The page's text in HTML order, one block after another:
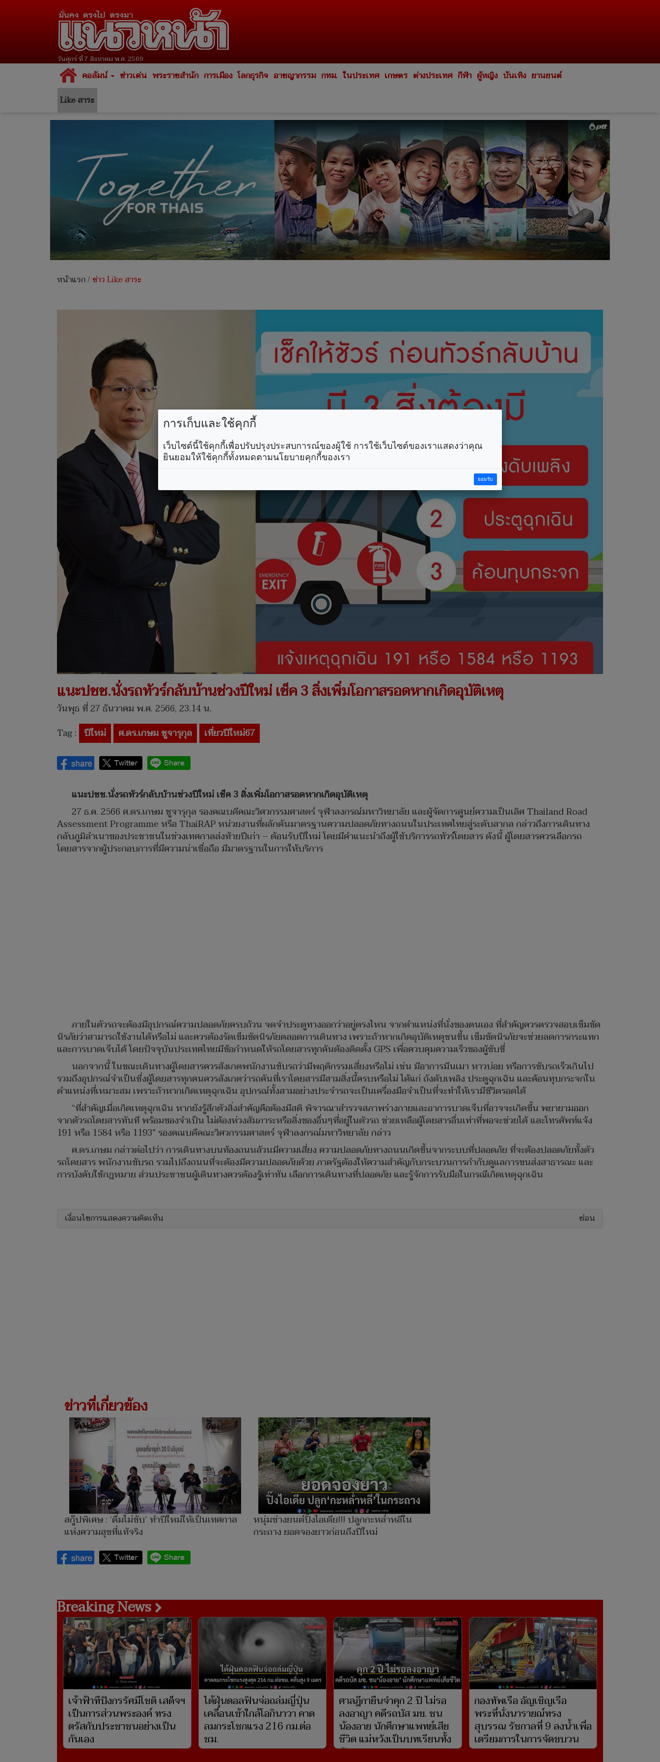
วันศุกร์ ที่ 7 สิงหาคม พ.ศ. 2569
คอลัมน์ ข่าวเด่น พระราชสำนัก การเมือง โลกธุรกิจ อาชญากรรม กทม. ในประเทศ เกษตร ต่างประเทศ กีฬา ผู้หญิง บันเทิง ยานยนต์
Like สาระ
หน้าแรก/ข่าว Like สาระ
แนะปชช.นั่งรถทัวร์กลับบ้านช่วงปีใหม่ เช็ค 3 สิ่งเพิ่มโอกาสรอดหากเกิดอุบัติเหตุ
วันพุธ ที่ 27 ธันวาคม พ.ศ. 2566, 23.14 น.
Tag : ปีใหม่ ศ.ดร.เกษม ชูจารุกุล เที่ยวปีใหม่67
แนะปชช.นั่งรถทัวร์กลับบ้านช่วงปีใหม่ เช็ค 3 สิ่งเพิ่มโอกาสรอดหากเกิดอุบัติเหตุ
27 ธ.ค. 2566 ศ.ดร.เกษม ชูจารุกุล รองคณบดีคณะวิศวกรรมศาสตร์ จุฬาลงกรณ์มหาวิทยาลัย และผู้จัดการศูนย์ความเป็นเลิศ Thailand Road
Assessment Programme หรือ ThaiRAP หน่วยงานที่ผลักดันมาตรฐานความปลอดภัยทางถนนในประเทศไทยสู่ระดับสากล กล่าวถึงการเดินทาง
กลับภูมิลำเนาของประชาชนในช่วงเทศกาลส่งท้ายปีเก่า – ต้อนรับปีใหม่ โดยมีคำแนะนำถึงผู้ใช้บริการรถทัวร์โดยสาร ดังนี้ ผู้โดยสารควรเลือกรถ
โดยสารจากผู้ประกอบการที่มีความน่าเชื่อถือ มีมาตรฐานในการให้บริการ
ภายในตัวรถจะต้องมีอุปกรณ์ความปลอดภัยครบถ้วน จดจำประตูทางออกว่าอยู่ตรงไหน จากตำแหน่งที่นั่งของตนเอง ที่สำคัญควรตรวจสอบเข็มขัด
นิรภัยว่าสามารถใช้งานได้หรือไม่ และควรต้องรัดเข็มขัดนิรภัยตลอดการเดินทาง เพราะถ้าหากเกิดอุบัติเหตุชนขึ้น เข็มขัดนิรภัยจะช่วยลดการกระแทก
และการบาดเจ็บได้ โดยปัจจุบันประเทศไทยมีข้อกำหนดให้รถโดยสารทุกคันต้องติดตั้ง GPS เพื่อควบคุมความเร็วของผู้ขับขี่
นอกจากนี้ ในขณะเดินทางผู้โดยสารควรสังเกตพนักงานขับรถว่ามีพฤติกรรมเสี่ยงหรือไม่ เช่น มีอาการมึนเมา หาวบ่อย หรือการขับรถเร็วเกินไป
รวมถึงอุปกรณ์จำเป็นซึ่งผู้โดยสารทุกคนควรสังเกตว่ารถคันที่เราโดยสารมีสามสิ่งนี้ครบหรือไม่ ได้แก่ ถังดับเพลิง ประตูฉุกเฉิน และค้อนทุบกระจกใน
ตำแหน่งที่เหมาะสม เพราะถ้าหากเกิดเหตุฉุกเฉิน อุปกรณ์ทั้งสามอย่างประจำรถจะเป็นเครื่องมือจำเป็นที่จะทำให้เรามีชีวิตรอดได้
“ที่สำคัญเมื่อเกิดเหตุฉุกเฉิน หากยังรู้สึกตัวสิ่งสำคัญคือต้องมีสติ พิจารณาสำรวจสภาพร่างกายและอาการบาดเจ็บที่อาจจะเกิดขึ้น พยายามออก
จากตัวรถโดยสารทันที พร้อมของจำเป็น ไม่ต้องห่วงสัมภาระหรือสิ่งของอื่นๆที่อยู่ในตัวรถ ช่วยเหลือผู้โดยสารอื่นเท่าที่พอจะช่วยได้ และโทรศัพท์แจ้ง
191 หรือ 1584 หรือ 1193” รองคณบดีคณะวิศวกรรมศาสตร์ จุฬาลงกรณ์มหาวิทยาลัย กล่าว
ศ.ดร.เกษม กล่าวต่อไปว่า การเดินทางบนท้องถนนล้วนมีความเสี่ยง ความปลอดภัยทางถนนเกิดขึ้นจากระบบที่ปลอดภัย ที่จะต้องปลอดภัยทั้งตัว
รถโดยสาร พนักงานขับรถ รวมไปถึงถนนที่จะต้องมีความปลอดภัยด้วย ภาครัฐต้องให้ความสำคัญกับกระบวนการกำกับดูแลการขนส่งสาธารณะ และ
การบังคับใช้กฎหมาย ส่วนประชาชนผู้เดินทางควรต้องรู้เท่าทัน เลือกการเดินทางที่ปลอดภัย และรู้จักการรับมือในกรณีเกิดเหตุฉุกเฉิน
เงื่อนไขการแสดงความคิดเห็น ซ่อน
ข่าวที่เกี่ยวข้อง
สกู๊ปพิเศษ : ‘ดื่มไม่ขับ’ ทำปีใหม่ให้เป็นเทศกาล
แห่งความสุขที่แท้จริง
หนุ่มช่างยนต์ปิ๊งไอเดีย!!! ปลูกกะหล่ำหลีใน
กระถาง ยอดจองยาวก่อนถึงปีใหม่
Breaking News
เจ้าฟ้าทีปังกรรัศมีโชติ เสด็จฯ
เป็นการส่วนพระองค์ ทรง
ตรัสกับประชาชนอย่างเป็น
กันเอง
ไต้ฝุ่นดอลฟินจ่อถล่มญี่ปุ่น
เคลื่อนเข้าใกล้โอกินาวา คาด
ลมกระโชกแรง 216 กม.ต่อ
ชม.
ศาลฎีกายืนจำคุก 2 ปี ไม่รอ
ลงอาญา คดีรถบัส มข. ชน
น้องอาย นักศึกษาแพทย์เสีย
ชีวิต แม่หวังเป็นบทเรียนทั้ง
สังคม
กองทัพเรือ อัญเชิญเรือ
พระที่นั่งนารายณ์ทรง
สุบรรณ รัชกาลที่ 9 ลงน้ำเพื่อ
เตรียมการในการจัดขบวน
พยุหยาตราทางชลมารค
การเก็บและใช้คุกกี้
เว็บไซต์นี้ใช้คุกกี้เพื่อปรับปรุงประสบการณ์ของผู้ใช้ การใช้เว็บไซต์ของเราแสดงว่าคุณ
ยินยอมให้ใช้คุกกี้ทั้งหมดตามนโยบายคุกกี้ของเรา
ยอมรับ